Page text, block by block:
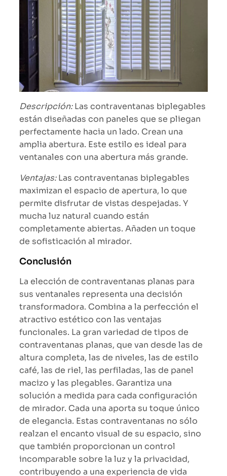
Descripción:Las contraventanas biplegables
están diseñadas con paneles que se pliegan
perfectamente hacia un lado. Crean una
amplia abertura. Este estilo es ideal para
ventanales con una abertura más grande.
Ventajas:Las contraventanas biplegables
maximizan el espacio de apertura, lo que
permite disfrutar de vistas despejadas. Y
mucha luz natural cuando están
completamente abiertas. Añaden un toque
de sofisticación al mirador.
Conclusión
La elección de contraventanas planas para
sus ventanales representa una decisión
transformadora. Combina a la perfección el
atractivo estético con las ventajas
funcionales. La gran variedad de tipos de
contraventanas planas, que van desde las de
altura completa, las de niveles, las de estilo
café, las de riel, las perfiladas, las de panel
macizo y las plegables. Garantiza una
solución a medida para cada configuración
de mirador. Cada una aporta su toque único
de elegancia. Estas contraventanas no sólo
realzan el encanto visual de su espacio, sino
que también proporcionan un control
incomparable sobre la luz y la privacidad,
contribuyendo a una experiencia de vida